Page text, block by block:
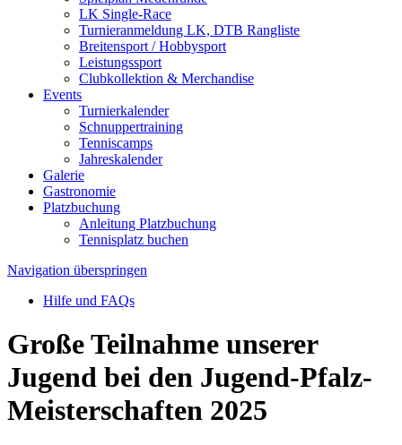
LK Single-Race
Turnieranmeldung LK, DTB Rangliste
Breitensport / Hobbysport
Leistungssport
Clubkollektion & Merchandise
Events
Turnierkalender
Schnuppertraining
Tenniscamps
Jahreskalender
Galerie
Gastronomie
Platzbuchung
Anleitung Platzbuchung
Tennisplatz buchen
Navigation überspringen
Hilfe und FAQs
Große Teilnahme unserer
Jugend bei den Jugend-Pfalz-
Meisterschaften 2025